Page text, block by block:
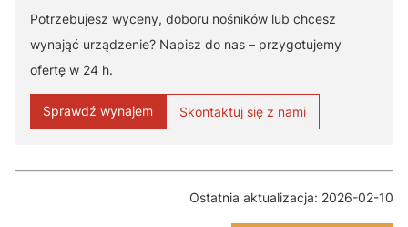
Potrzebujesz wyceny, doboru nośników lub chcesz
wynająć urządzenie? Napisz do nas – przygotujemy
ofertę w 24 h.
Sprawdź wynajem Skontaktuj się z nami
Ostatnia aktualizacja: 2026-02-10